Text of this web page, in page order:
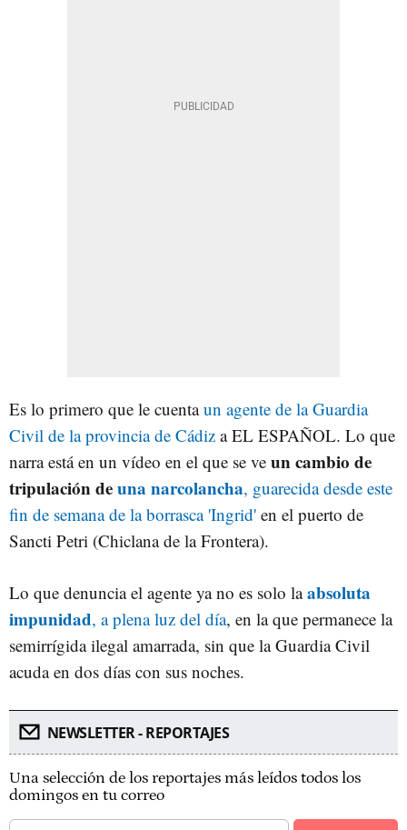
Es lo primero que le cuentaun agente de la Guardia
Civil de la provincia de Cádiz a EL ESPAÑOL. Lo que
narra está en un vídeo en el que se ve un cambio de
tripulación deuna narcolancha, guarecida desde este
fin de semana de la borrasca 'Ingrid' en el puerto de
Sancti Petri (Chiclana de la Frontera).
Lo que denuncia el agente ya no es solo laabsoluta
impunidad, a plena luz del día, en la que permanece la
semirrígida ilegal amarrada, sin que la Guardia Civil
acuda en dos días con sus noches.
NEWSLETTER - REPORTAJES
Una selección de los reportajes más leídos todos los
domingos en tu correo